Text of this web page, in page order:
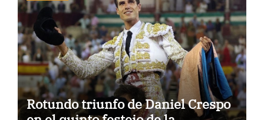
Rotundo triunfo de Daniel Crespo